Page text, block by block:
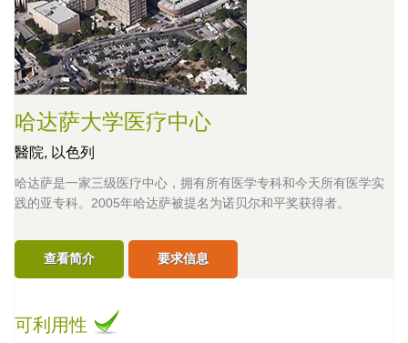
哈达萨大学医疗中心
醫院, 以色列
哈达萨是一家三级医疗中心，拥有所有医学专科和今天所有医学实
践的亚专科。2005年哈达萨被提名为诺贝尔和平奖获得者。
查看简介 要求信息
可利用性